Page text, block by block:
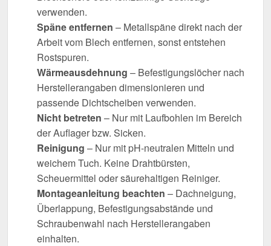
verwenden.
Späne entfernen – Metallspäne direkt nach der
Arbeit vom Blech entfernen, sonst entstehen
Rostspuren.
Wärmeausdehnung – Befestigungslöcher nach
Herstellerangaben dimensionieren und
passende Dichtscheiben verwenden.
Nicht betreten – Nur mit Laufbohlen im Bereich
der Auflager bzw. Sicken.
Reinigung – Nur mit pH-neutralen Mitteln und
weichem Tuch. Keine Drahtbürsten,
Scheuermittel oder säurehaltigen Reiniger.
Montageanleitung beachten – Dachneigung,
Überlappung, Befestigungsabstände und
Schraubenwahl nach Herstellerangaben
einhalten.